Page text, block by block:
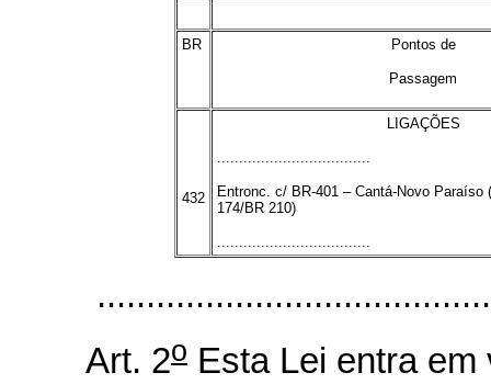
BR Pontos de
Passagem
432
LIGAÇÕES
Entronc. c/ BR-401 – Cantá-Novo Paraíso
174/BR 210)
Art. 2o Esta Lei entra